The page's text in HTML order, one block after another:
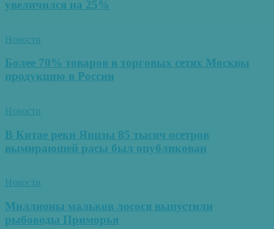
увеличился на 25%
Новости
Более 70% товаров в торговых сетях Москвы
продукцию в России
Новости
В Китае реки Янцзы 85 тысяч осетров
вымирающей расы был опубликован
Новости
Миллионы мальков лосося выпустили
рыбоводы Приморья